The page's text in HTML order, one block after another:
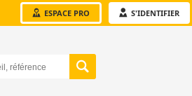
ESPACE PRO S'IDENTIFIER